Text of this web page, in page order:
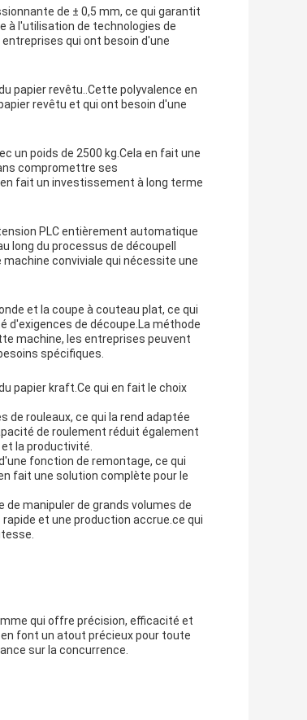
de ± 0,5 mm, ce qui garantit
à l'utilisation de technologies de
qui ont besoin d'une
papier revêtu..Cette polyvalence en
revêtu et qui ont besoin d'une
un poids de 2500 kg.Cela en fait une
compromettre ses
fait un investissement à long terme
PLC entièrement automatique
du processus de découpeIl
conviviale qui nécessite une
et la coupe à couteau plat, ce qui
d'exigences de découpe.La méthode
machine, les entreprises peuvent
spécifiques.
papier kraft.Ce qui en fait le choix
de rouleaux, ce qui la rend adaptée
de roulement réduit également
la productivité.
fonction de remontage, ce qui
fait une solution complète pour le
manipuler de grands volumes de
et une production accrue.ce qui
qui offre précision, efficacité et
font un atout précieux pour toute
sur la concurrence.